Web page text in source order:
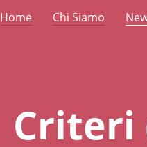
Home Chi Siamo
Criteri